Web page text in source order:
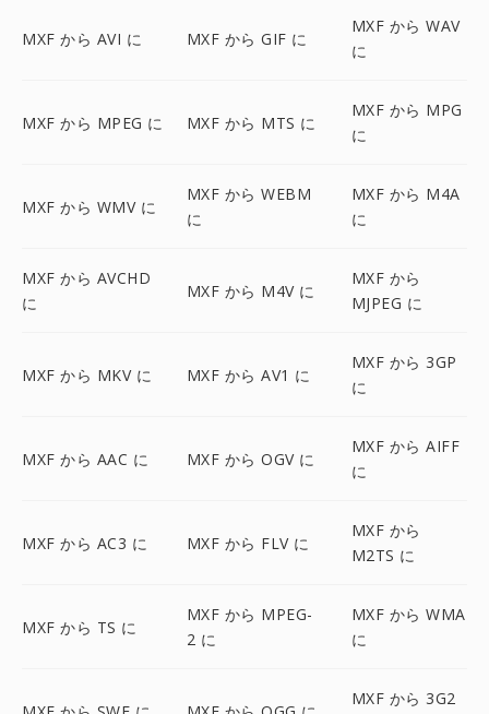
MXF から AVI に MXF から GIF に
MXF から WAV
に
MXF から MPEG に MXF から MTS に
MXF から MPG
に
MXF から WMV に
MXF から WEBM
に
MXF から M4A
に
MXF から AVCHD
に
MXF から M4V に
MXF から
MJPEG に
MXF から MKV に MXF から AV1 に
MXF から 3GP
に
MXF から AAC に MXF から OGV に
MXF から AIFF
に
MXF から AC3 に MXF から FLV に
MXF から
M2TS に
MXF から TS に
MXF から MPEG-
2 に
MXF から WMA
に
MXF から 3G2